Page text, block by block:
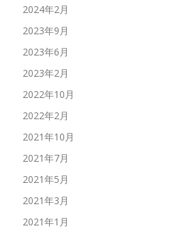
2024年2月
2023年9月
2023年6月
2023年2月
2022年10月
2022年2月
2021年10月
2021年7月
2021年5月
2021年3月
2021年1月